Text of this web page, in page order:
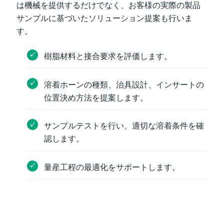
は機械を提供するだけでなく、お客様の実際の製品
サンプルに基づいたソリューション提案も行いま
す。
樹脂材料と接合要求を評価します。
溶着ホーンの種類、治具設計、インサートの
位置決め方法を提案します。
サンプルテストを行い、適切な溶着条件を確
認します。
量産工程の最適化をサポートします。